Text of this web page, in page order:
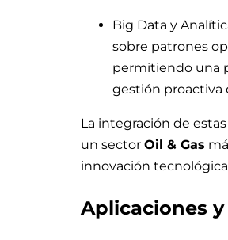
Big Data y
sobre patrones
permitiendo una
gestión proactiva
La integración de estas
un sector Oil & Gas
innovación
Aplicaciones